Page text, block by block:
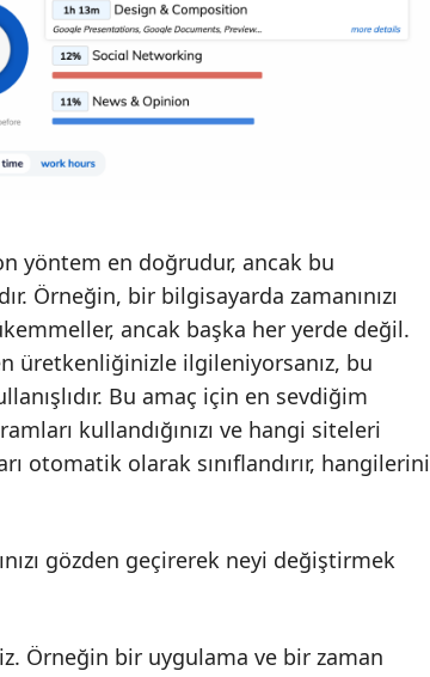
yöntem en doğrudur, ancak bu
Örneğin, bir bilgisayarda zamanınızı
ancak başka her yerde değil.
üretkenliğinizle ilgileniyorsanız, bu
Bu amaç için en sevdiğim
kullandığınızı ve hangi siteleri
otomatik olarak sınıflandırır, hangilerini
gözden geçirerek neyi değiştirmek
Örneğin bir uygulama ve bir zaman